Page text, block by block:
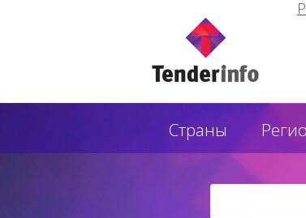
Страны